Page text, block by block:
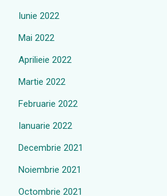
Iunie 2022
Mai 2022
Aprilieie 2022
Martie 2022
Februarie 2022
Ianuarie 2022
Decembrie 2021
Noiembrie 2021
Octombrie 2021